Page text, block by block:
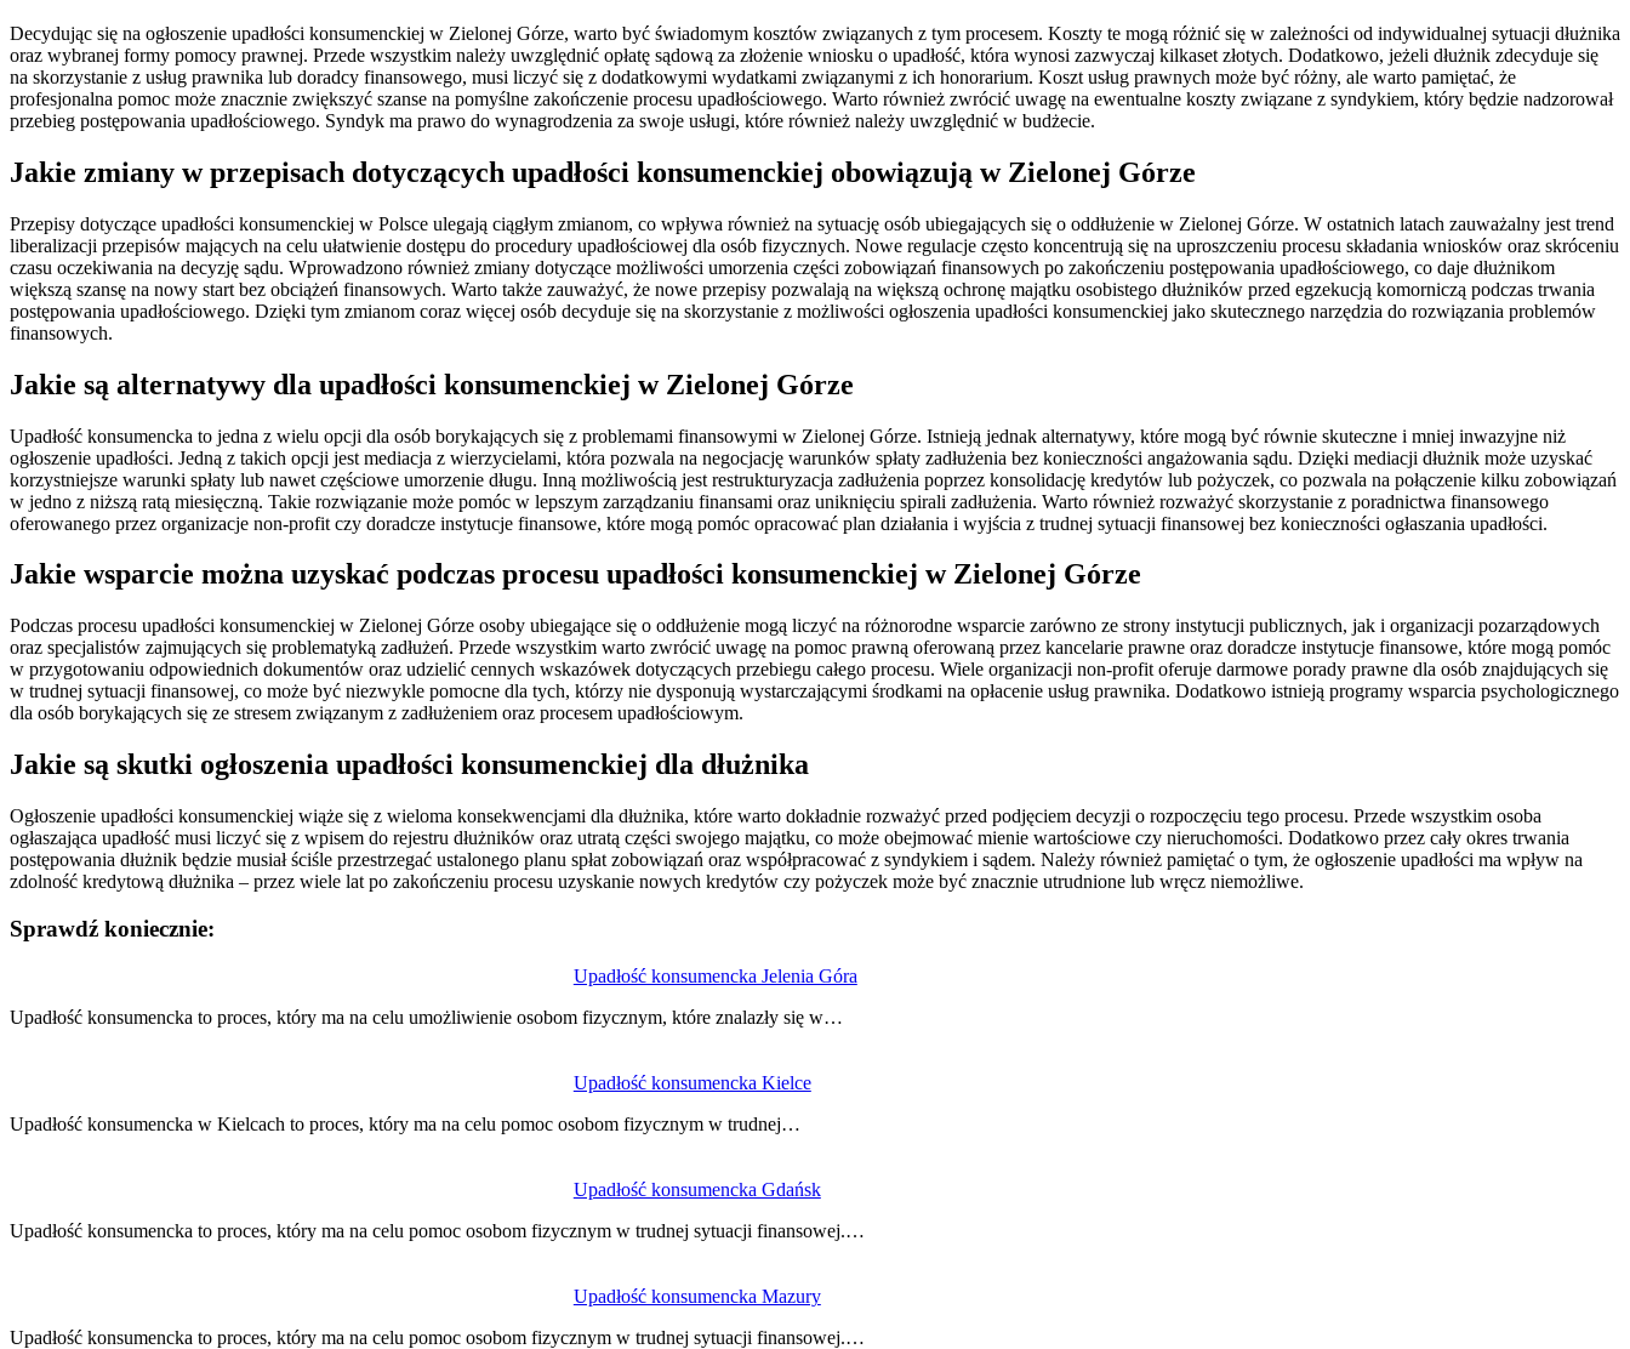
Decydując się na ogłoszenie upadłości konsumenckiej w Zielonej Górze, warto być świadomym kosztów związanych z tym procesem. Koszty te mogą różnić się w zależności od indywidualnej sytuacji dłużnika
oraz wybranej formy pomocy prawnej. Przede wszystkim należy uwzględnić opłatę sądową za złożenie wniosku o upadłość, która wynosi zazwyczaj kilkaset złotych. Dodatkowo, jeżeli dłużnik zdecyduje się
na skorzystanie z usług prawnika lub doradcy finansowego, musi liczyć się z dodatkowymi wydatkami związanymi z ich honorarium. Koszt usług prawnych może być różny, ale warto pamiętać, że
profesjonalna pomoc może znacznie zwiększyć szanse na pomyślne zakończenie procesu upadłościowego. Warto również zwrócić uwagę na ewentualne koszty związane z syndykiem, który będzie nadzorował
przebieg postępowania upadłościowego. Syndyk ma prawo do wynagrodzenia za swoje usługi, które również należy uwzględnić w budżecie.
Jakie zmiany w przepisach dotyczących upadłości konsumenckiej obowiązują w Zielonej Górze
Przepisy dotyczące upadłości konsumenckiej w Polsce ulegają ciągłym zmianom, co wpływa również na sytuację osób ubiegających się o oddłużenie w Zielonej Górze. W ostatnich latach zauważalny jest trend
liberalizacji przepisów mających na celu ułatwienie dostępu do procedury upadłościowej dla osób fizycznych. Nowe regulacje często koncentrują się na uproszczeniu procesu składania wniosków oraz skróceniu
czasu oczekiwania na decyzję sądu. Wprowadzono również zmiany dotyczące możliwości umorzenia części zobowiązań finansowych po zakończeniu postępowania upadłościowego, co daje dłużnikom
większą szansę na nowy start bez obciążeń finansowych. Warto także zauważyć, że nowe przepisy pozwalają na większą ochronę majątku osobistego dłużników przed egzekucją komorniczą podczas trwania
postępowania upadłościowego. Dzięki tym zmianom coraz więcej osób decyduje się na skorzystanie z możliwości ogłoszenia upadłości konsumenckiej jako skutecznego narzędzia do rozwiązania problemów
finansowych.
Jakie są alternatywy dla upadłości konsumenckiej w Zielonej Górze
Upadłość konsumencka to jedna z wielu opcji dla osób borykających się z problemami finansowymi w Zielonej Górze. Istnieją jednak alternatywy, które mogą być równie skuteczne i mniej inwazyjne niż
ogłoszenie upadłości. Jedną z takich opcji jest mediacja z wierzycielami, która pozwala na negocjację warunków spłaty zadłużenia bez konieczności angażowania sądu. Dzięki mediacji dłużnik może uzyskać
korzystniejsze warunki spłaty lub nawet częściowe umorzenie długu. Inną możliwością jest restrukturyzacja zadłużenia poprzez konsolidację kredytów lub pożyczek, co pozwala na połączenie kilku zobowiązań
w jedno z niższą ratą miesięczną. Takie rozwiązanie może pomóc w lepszym zarządzaniu finansami oraz uniknięciu spirali zadłużenia. Warto również rozważyć skorzystanie z poradnictwa finansowego
oferowanego przez organizacje non-profit czy doradcze instytucje finansowe, które mogą pomóc opracować plan działania i wyjścia z trudnej sytuacji finansowej bez konieczności ogłaszania upadłości.
Jakie wsparcie można uzyskać podczas procesu upadłości konsumenckiej w Zielonej Górze
Podczas procesu upadłości konsumenckiej w Zielonej Górze osoby ubiegające się o oddłużenie mogą liczyć na różnorodne wsparcie zarówno ze strony instytucji publicznych, jak i organizacji pozarządowych
oraz specjalistów zajmujących się problematyką zadłużeń. Przede wszystkim warto zwrócić uwagę na pomoc prawną oferowaną przez kancelarie prawne oraz doradcze instytucje finansowe, które mogą pomóc
w przygotowaniu odpowiednich dokumentów oraz udzielić cennych wskazówek dotyczących przebiegu całego procesu. Wiele organizacji non-profit oferuje darmowe porady prawne dla osób znajdujących się
w trudnej sytuacji finansowej, co może być niezwykle pomocne dla tych, którzy nie dysponują wystarczającymi środkami na opłacenie usług prawnika. Dodatkowo istnieją programy wsparcia psychologicznego
dla osób borykających się ze stresem związanym z zadłużeniem oraz procesem upadłościowym.
Jakie są skutki ogłoszenia upadłości konsumenckiej dla dłużnika
Ogłoszenie upadłości konsumenckiej wiąże się z wieloma konsekwencjami dla dłużnika, które warto dokładnie rozważyć przed podjęciem decyzji o rozpoczęciu tego procesu. Przede wszystkim osoba
ogłaszająca upadłość musi liczyć się z wpisem do rejestru dłużników oraz utratą części swojego majątku, co może obejmować mienie wartościowe czy nieruchomości. Dodatkowo przez cały okres trwania
postępowania dłużnik będzie musiał ściśle przestrzegać ustalonego planu spłat zobowiązań oraz współpracować z syndykiem i sądem. Należy również pamiętać o tym, że ogłoszenie upadłości ma wpływ na
zdolność kredytową dłużnika – przez wiele lat po zakończeniu procesu uzyskanie nowych kredytów czy pożyczek może być znacznie utrudnione lub wręcz niemożliwe.
Sprawdź koniecznie:
Upadłość konsumencka Jelenia Góra
Upadłość konsumencka to proces, który ma na celu umożliwienie osobom fizycznym, które znalazły się w…
Upadłość konsumencka Kielce
Upadłość konsumencka w Kielcach to proces, który ma na celu pomoc osobom fizycznym w trudnej…
Upadłość konsumencka Gdańsk
Upadłość konsumencka to proces, który ma na celu pomoc osobom fizycznym w trudnej sytuacji finansowej.…
Upadłość konsumencka Mazury
Upadłość konsumencka to proces, który ma na celu pomoc osobom fizycznym w trudnej sytuacji finansowej.…
wpisu